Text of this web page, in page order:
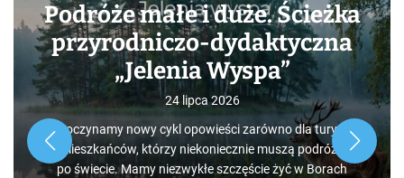
Podróże małe i duże. Ścieżka
przyrodniczo-dydaktyczna
„Jelenia Wyspa”
24 lipca 2026
Rozpoczynamy nowy cykl opowieści zarówno dla turystów,
jak i mieszkańców, którzy niekoniecznie muszą podróżować
po świecie. Mamy niezwykłe szczęście żyć w Borach